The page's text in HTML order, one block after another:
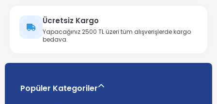
Ücretsiz Kargo
Yapacağınız 2500 TL üzeri tüm alışverişlerde kargo
bedava.
Popüler Kategoriler